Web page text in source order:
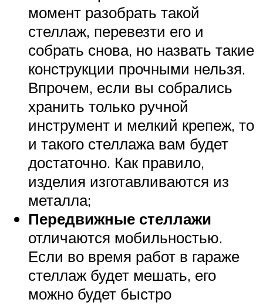
момент разобрать такой
стеллаж, перевезти его и
собрать снова, но назвать такие
конструкции прочными нельзя.
Впрочем, если вы собрались
хранить только ручной
инструмент и мелкий крепеж, то
и такого стеллажа вам будет
достаточно. Как правило,
изделия изготавливаются из
металла;
Передвижные стеллажи
отличаются мобильностью.
Если во время работ в гараже
стеллаж будет мешать, его
можно будет быстро